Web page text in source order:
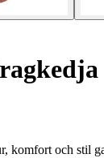
komfort och stil